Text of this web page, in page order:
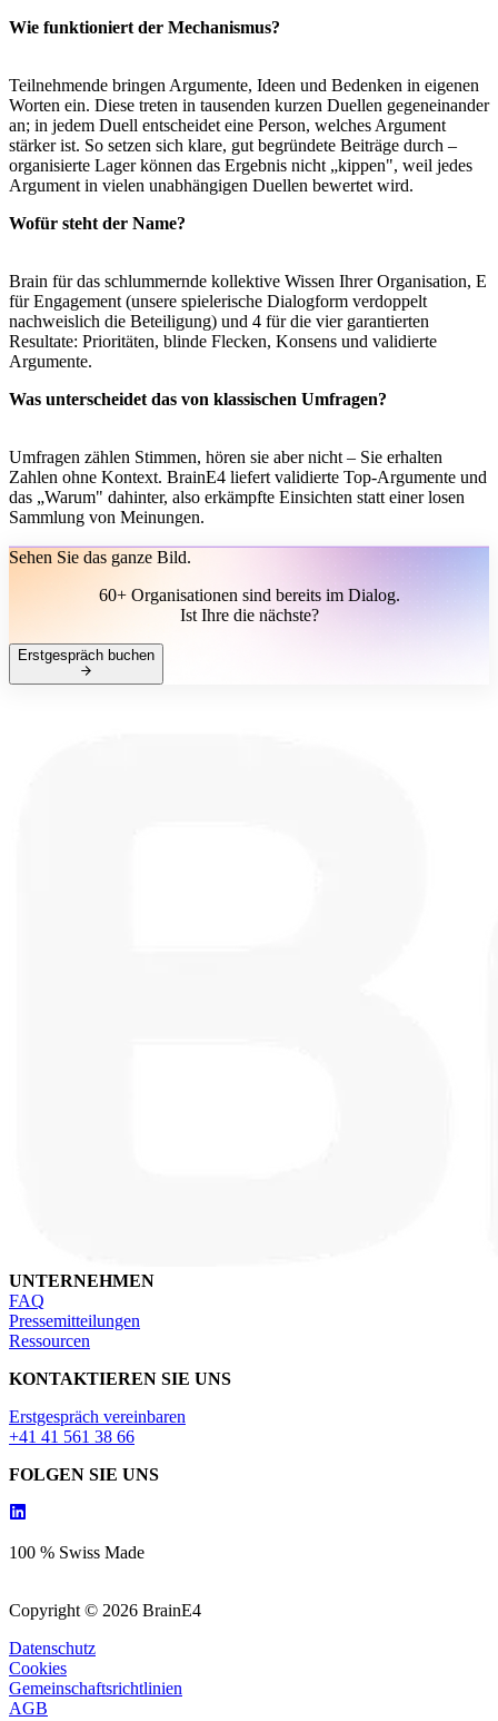
Wie funktioniert der Mechanismus?
Teilnehmende bringen Argumente, Ideen und Bedenken in eigenen
Worten ein. Diese treten in tausenden kurzen Duellen gegeneinander
an; in jedem Duell entscheidet eine Person, welches Argument
stärker ist. So setzen sich klare, gut begründete Beiträge durch –
organisierte Lager können das Ergebnis nicht „kippen", weil jedes
Argument in vielen unabhängigen Duellen bewertet wird.
Wofür steht der Name?
Brain für das schlummernde kollektive Wissen Ihrer Organisation, E
für Engagement (unsere spielerische Dialogform verdoppelt
nachweislich die Beteiligung) und 4 für die vier garantierten
Resultate: Prioritäten, blinde Flecken, Konsens und validierte
Argumente.
Was unterscheidet das von klassischen Umfragen?
Umfragen zählen Stimmen, hören sie aber nicht – Sie erhalten
Zahlen ohne Kontext. BrainE4 liefert validierte Top-Argumente und
das „Warum" dahinter, also erkämpfte Einsichten statt einer losen
Sammlung von Meinungen.
Sehen Sie das ganze Bild.
60+ Organisationen sind bereits im Dialog.
Ist Ihre die nächste?
Erstgespräch buchen
UNTERNEHMEN
FAQ
Pressemitteilungen
Ressourcen
KONTAKTIEREN SIE UNS
Erstgespräch vereinbaren
+41 41 561 38 66
FOLGEN SIE UNS
100 % Swiss Made
Copyright © 2026 BrainE4
Datenschutz
Cookies
Gemeinschaftsrichtlinien
AGB